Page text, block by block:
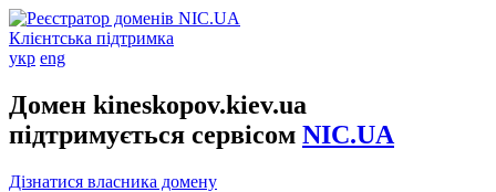
Клієнтська підтримка
укр eng
Домен kineskopov.kiev.ua
підтримується сервісом NIC.UA
Дізнатися власника домену